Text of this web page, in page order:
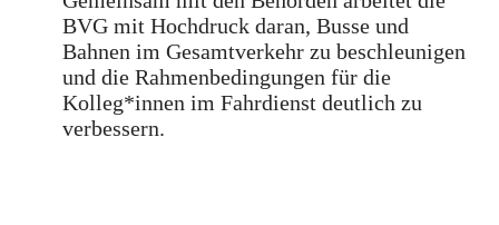
BVG mit Hochdruck daran, Busse und
Bahnen im Gesamtverkehr zu beschleunigen
und die Rahmenbedingungen für die
Kolleg*innen im Fahrdienst deutlich zu
verbessern.